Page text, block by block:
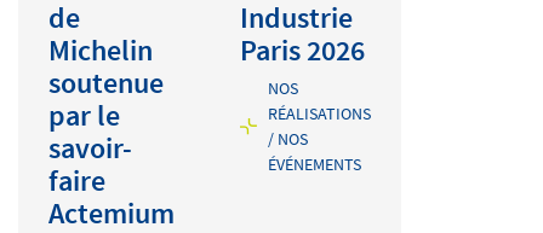
de
Michelin
soutenue
par le
savoir-
faire
Actemium
NOS
RÉALISATIONS
/ NOS
ÉVÉNEMENTS
Industrie
Paris 2026